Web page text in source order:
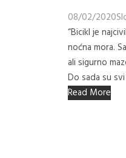
08/02/2020
“Bicikl je
noćna mora.
ali sigurno
Do sada su
Read More